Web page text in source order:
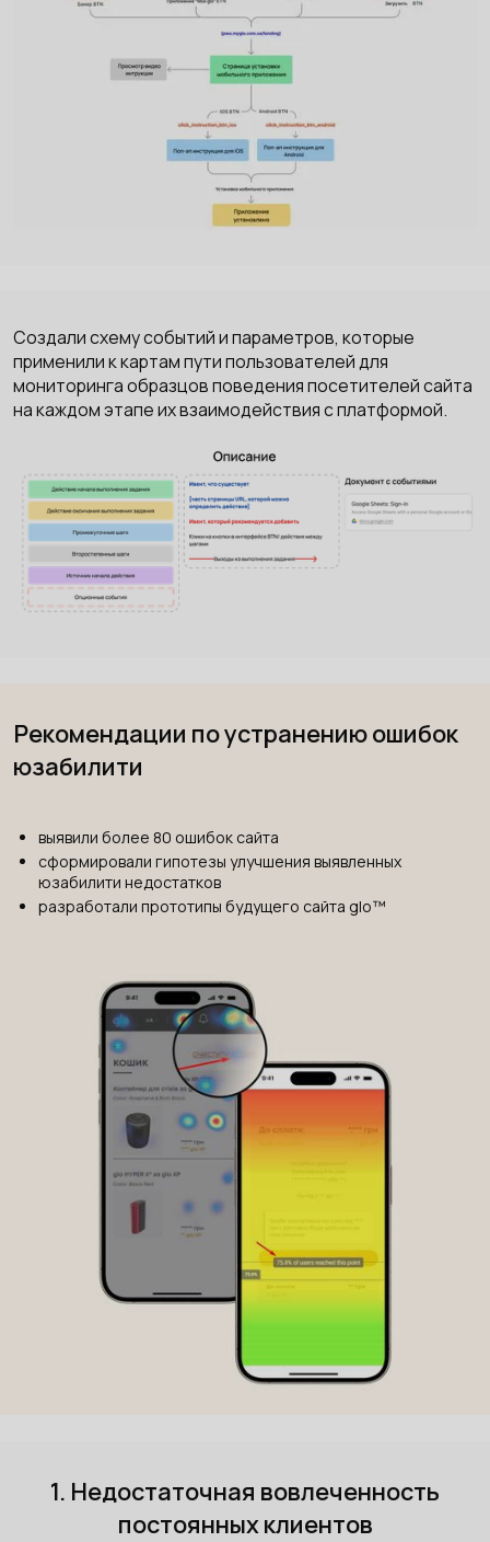
Создали схему событий и параметров, которые
применили к картам пути пользователей для
мониторинга образцов поведения посетителей сайта
на каждом этапе их взаимодействия с платформой.
Рекомендации по устранению ошибок
юзабилити
выявили более 80 ошибок сайта
сформировали гипотезы улучшения выявленных
юзабилити недостатков
разработали прототипы будущего сайта glo™
1. Недостаточная вовлеченность
постоянных клиентов